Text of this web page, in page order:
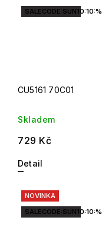
SALECODE:SUN10:10:%
CU5161 70C01
Skladem
729 Kč
Detail
NOVINKA
SALECODE:SUN10:10:%